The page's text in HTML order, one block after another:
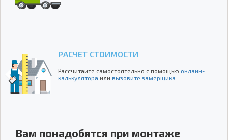
РАСЧЕТ СТОИМОСТИ
Рассчитайте самостоятельно с помощью онлайн-
калькулятора или вызовите замерщика
Вам понадобятся при монтаже